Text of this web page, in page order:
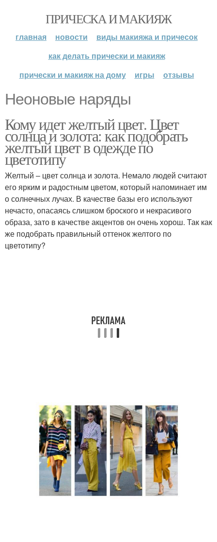
ПРИЧЕСКА И МАКИЯЖ
главная новости
виды макияжа и причесок
как делать прически и макияж
прически и макияж на дому
игры отзывы
Неоновые наряды
Кому идет желтый цвет. Цвет
солнца и золота: как подобрать
желтый цвет в одежде по
цветотипу
Желтый – цвет солнца и золота. Немало людей считают
его ярким и радостным цветом, который напоминает им
о солнечных лучах. В качестве базы его используют
нечасто, опасаясь слишком броского и некрасивого
образа, зато в качестве акцентов он очень хорош. Так как
же подобрать правильный оттенок желтого по
цветотипу?